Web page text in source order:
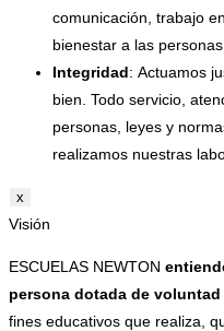
comunicación, trabajo
bienestar a las
Integridad: Actuamos
bien. Todo servicio,
personas, leyes y
realizamos nuestras
x
Visión
ESCUELAS NEWTON
persona dotada de
fines educativos que realiza,